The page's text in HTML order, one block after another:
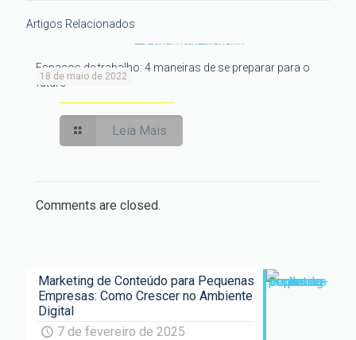
Artigos Relacionados
18 de maio de 2022
Espaços de trabalho: 4 maneiras de se preparar para o
futuro
Leia Mais
Comments are closed.
Marketing de Conteúdo para Pequenas
Empresas: Como Crescer no Ambiente
Digital
7 de fevereiro de 2025